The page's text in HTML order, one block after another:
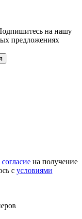
на нашу
предложениях
согласие на получение
с условиями